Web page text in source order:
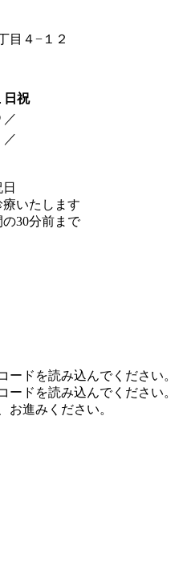
目４−１２
日祝
／
／
いたします
30分前まで
ードを読み込んでください。
ードを読み込んでください。
お進みください。